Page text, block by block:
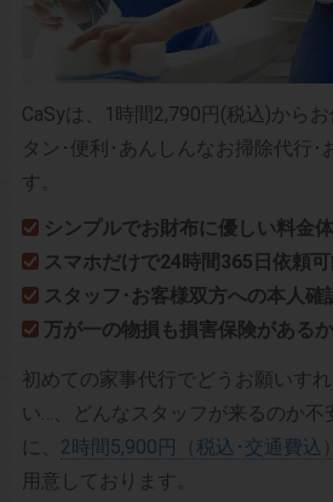
CaSyは、1時間2,790円(税込)から
タン･便利･あんしんなお掃除代行･
す。
シンプルでお財布に優しい料金
スマホだけで24時間365日依頼
スタッフ･お客様双方への本人確
万が一の物損も損害保険がある
初めての家事代行でどうお願いす
い…、どんなスタッフが来るのか
に、 2時間5,900円（税込･交通費込
用意しております。